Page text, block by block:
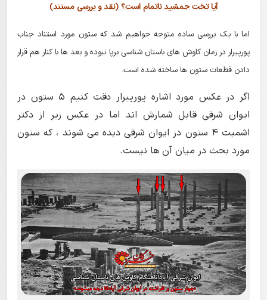
آیا تخت جمشید ناتمام است؟ (نقد و بررسی مستند)
اما با یک بررسی ساده متوجه خواهیم شد که ستون مورد استناد جناب
پورپیرار در زمان کاوش های باستان شناسی برپا نبوده و بعد ها با کنار هم قرار
دادن قطعات ستون ها ساخته شده است.
اگر در عکس مورد اشاره پورپیرار دقت کنیم 5 ستون در
ایوان شرقی قابل شمارش اند اما در عکس زیر از دکتر
اشمیت 4 ستون در ایوان شرقی دیده می شوند ، که ستون
مورد بحث در میان آن ها نیست.